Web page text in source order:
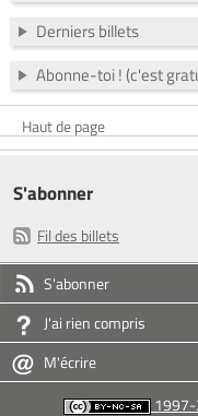
Derniers billets
Abonne-toi ! (c'est
Haut de page
S'abonner
Fil des billets
S'abonner
J'ai rien compris
M'écrire
1997-